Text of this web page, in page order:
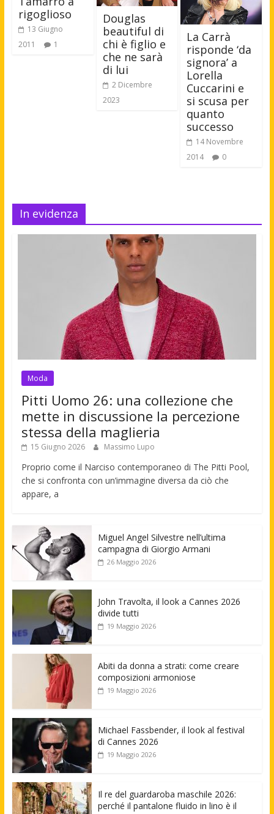
rigoglioso
13 Giugno
2011
1
Douglas
beautiful di
chi è figlio e
che ne sarà
di lui
2 Dicembre
2023
La Carrà
risponde ‘da
signora’ a
Lorella
Cuccarini e
si scusa per
quanto
successo
14 Novembre
2014
0
In evidenza
Moda
Pitti Uomo 26: una collezione che
mette in discussione la percezione
stessa della maglieria
15 Giugno 2026 Massimo Lupo
Proprio come il Narciso contemporaneo di The Pitti Pool,
che si confronta con un’immagine diversa da ciò che
appare, a
Miguel Angel Silvestre nell’ultima
campagna di Giorgio Armani
26 Maggio 2026
John Travolta, il look a Cannes 2026
divide tutti
19 Maggio 2026
Abiti da donna a strati: come creare
composizioni armoniose
19 Maggio 2026
Michael Fassbender, il look al festival
di Cannes 2026
19 Maggio 2026
Il re del guardaroba maschile 2026:
perché il pantalone fluido in lino è il